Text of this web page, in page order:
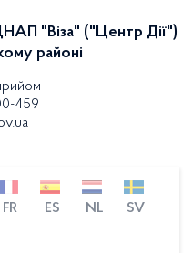
"Віза" ("Центр Дії")
районі
459
FR ES NL SV